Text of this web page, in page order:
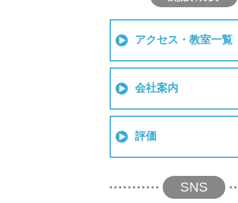
アクセス・教室一覧
会社案内
評価
SNS